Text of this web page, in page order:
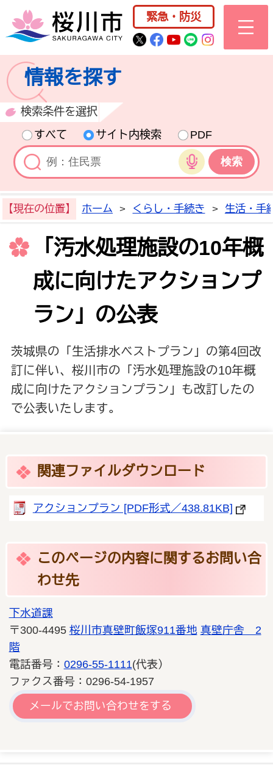
桜川市公式ホー
緊急・防災
桜川市公式Twitter
桜川市公式
桜川市公式
桜川市公式
情報を探す
検索条件を選択
すべて
サイト内検索
PDF
音声検索
【現在の位置】 ホーム > くらし・手続き > 生活・手
「汚水処理施設の10年概
成に向けたアクションプ
ラン」の公表
茨城県の「生活排水ベストプラン」の第4回改
訂に伴い、桜川市の「汚水処理施設の10年概
成に向けたアクションプラン」も改訂したの
で公表いたします。
関連ファイルダウンロード
アクションプラン [PDF形式／438.81KB]
このページの内容に関するお問い合
わせ先
下水道課
〒300-4495 桜川市真壁町飯塚911番地 真壁庁舎 2
階
電話番号： 0296-55-1111(代表）
ファクス番号：0296-54-1957
メールでお問い合わせをする